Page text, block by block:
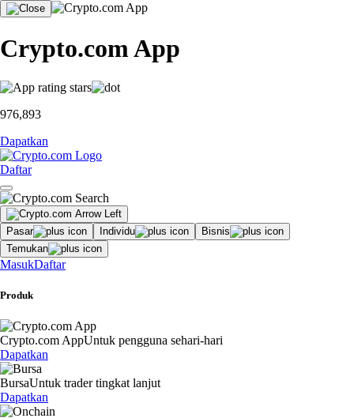
Crypto.com App
976,893
Dapatkan
Daftar
Pasar Individu
Bisnis
Temukan
MasukDaftar
Produk
Crypto.com AppUntuk pengguna sehari-hari
Dapatkan
BursaUntuk trader tingkat lanjut
Dapatkan